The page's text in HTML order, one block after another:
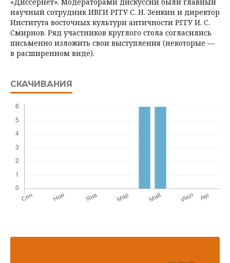
научный сотрудник ИВГИ РГГУ С. Н. Зенкин и директор
Института восточных культури античности РГГУ И. С.
Смирнов. Ряд участников круглого стола согласились
письменно изложить свои выступления (некоторые —
в расширенном виде).
СКАЧИВАНИЯ